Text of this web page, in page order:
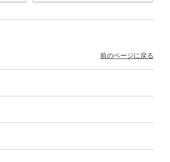
前のページに戻る